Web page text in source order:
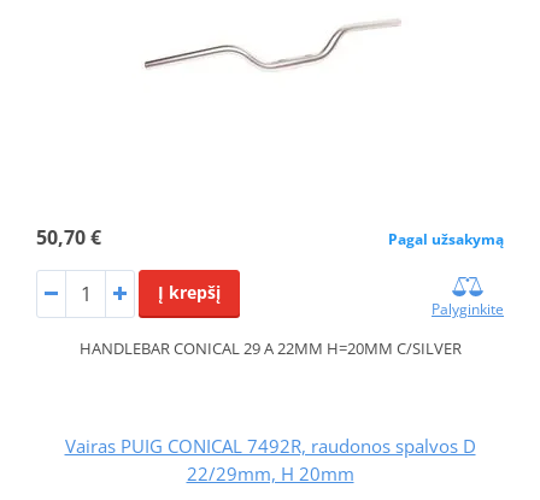
50,70 € Pagal užsakymą
Į krepšį
Palyginkite
HANDLEBAR CONICAL 29 A 22MM H=20MM C/SILVER
Vairas PUIG CONICAL 7492R, raudonos spalvos D
22/29mm, H 20mm